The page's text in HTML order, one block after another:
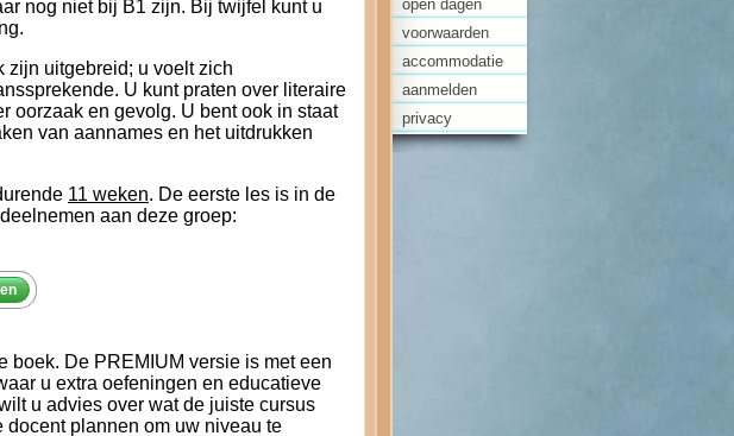
open dagen
voorwaarden
accommodatie
aanmelden
privacy
nog niet bij B1 zijn. Bij twijfel kunt u
uitgebreid; u voelt zich
U kunt praten over literaire
oorzaak en gevolg. U bent ook in staat
van aannames en het uitdrukken
11 weken. De eerste les is in de
aan deze groep:
boek. De PREMIUM versie is met een
u extra oefeningen en educatieve
u advies over wat de juiste cursus
plannen om uw niveau te